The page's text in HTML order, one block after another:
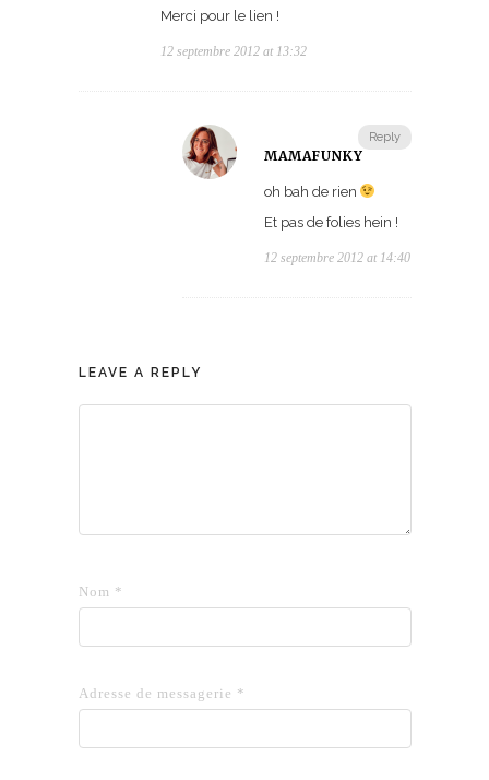
Merci pour le lien !
12 septembre 2012 at 13:32
Reply
MAMAFUNKY
oh bah de rien
Et pas de folies hein !
12 septembre 2012 at 14:40
LEAVE A REPLY
Nom *
Adresse de messagerie *